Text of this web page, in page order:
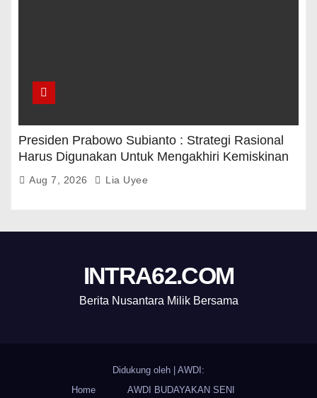
Presiden Prabowo Subianto : Strategi Rasional
Harus Digunakan Untuk Mengakhiri Kemiskinan
Aug 7, 2026 Lia Uyee
INTRA62.COM
Berita Nusantara Milik Bersama
Didukung oleh
AWDI:
Home
AWDI BUDAYAKAN SENI